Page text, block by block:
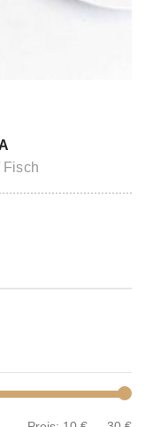
Fisch